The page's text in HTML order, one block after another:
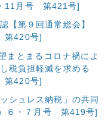
11月号 第421号]
【第９回通常総会】
第420号]
まとまるコロナ禍によ
税負担軽減を求める
第420号]
シュレス納税」の共同
６・７月号 第419号]